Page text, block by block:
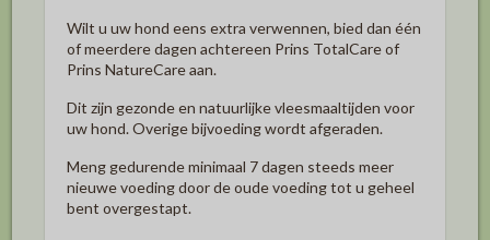
Wilt u uw hond eens extra verwennen, bied dan één
of meerdere dagen achtereen Prins TotalCare of
Prins NatureCare aan.
Dit zijn gezonde en natuurlijke vleesmaaltijden voor
uw hond. Overige bijvoeding wordt afgeraden.
Meng gedurende minimaal 7 dagen steeds meer
nieuwe voeding door de oude voeding tot u geheel
bent overgestapt.